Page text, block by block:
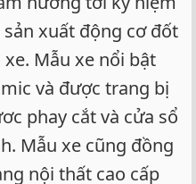
xuất động cơ đốt
Mẫu xe nổi bật
và được trang bị
phay cắt và cửa sổ
Mẫu xe cũng đồng
nội thất cao cấp